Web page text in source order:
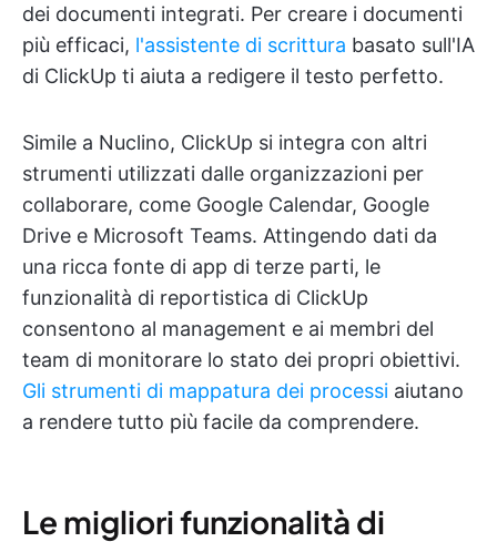
dei documenti integrati. Per creare i documenti
più efficaci, l'assistente di scrittura basato sull'IA
di ClickUp ti aiuta a redigere il testo perfetto.
Simile a Nuclino, ClickUp si integra con altri
strumenti utilizzati dalle organizzazioni per
collaborare, come Google Calendar, Google
Drive e Microsoft Teams. Attingendo dati da
una ricca fonte di app di terze parti, le
funzionalità di reportistica di ClickUp
consentono al management e ai membri del
team di monitorare lo stato dei propri obiettivi.
Gli strumenti di mappatura dei processi aiutano
a rendere tutto più facile da comprendere.
Le migliori funzionalità di